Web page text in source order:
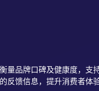
量品牌口碑及健康度，支
反馈信息，提升消费者体